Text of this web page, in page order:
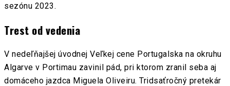
sezónu 2023.
Trest od vedenia
V nedeľňajšej úvodnej Veľkej cene Portugalska na okruhu
Algarve v Portimau zavinil pád, pri ktorom zranil seba aj
domáceho jazdca Miguela Oliveiru. Tridsaťročný pretekár